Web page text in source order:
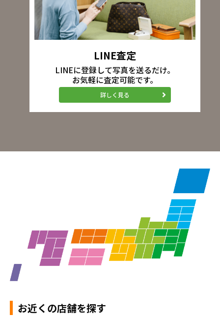
LINE査定
LINEに登録して写真を送るだけ。
お気軽に査定可能です。
詳しく見る
お近くの店舗を探す